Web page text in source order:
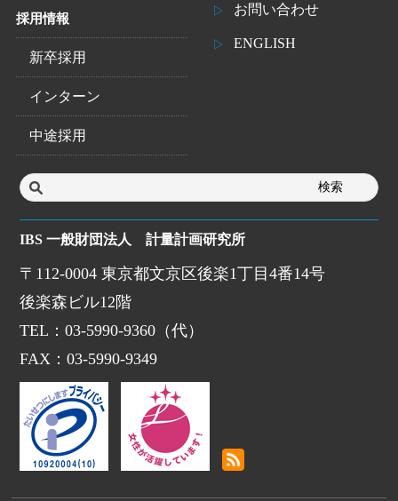
採用情報
新卒採用
インターン
中途採用
お問い合わせ
ENGLISH
IBS 一般財団法人 計量計画研究所
〒112-0004 東京都文京区後楽1丁目4番14号
後楽森ビル12階
TEL：03-5990-9360（代）
FAX：03-5990-9349